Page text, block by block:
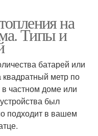
на
Типы и
батарей или
квадратный метр по
частном доме или
был
подходит в вашем